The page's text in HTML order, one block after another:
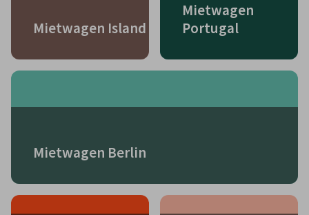
Mietwagen Island
Mietwagen
Portugal
Mietwagen Berlin